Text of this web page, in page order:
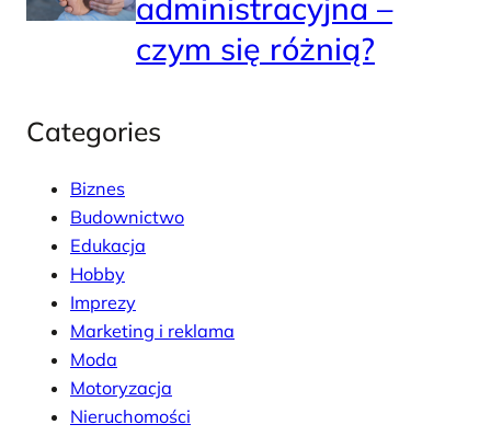
administracyjna –
czym się różnią?
Categories
Biznes
Budownictwo
Edukacja
Hobby
Imprezy
Marketing i reklama
Moda
Motoryzacja
Nieruchomości